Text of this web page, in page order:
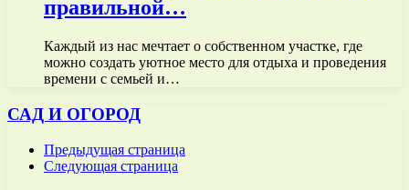
правильной…
Каждый из нас мечтает о собственном участке, где
можно создать уютное место для отдыха и проведения
времени с семьей и…
САД И ОГОРОД
Предыдущая страница
Следующая страница